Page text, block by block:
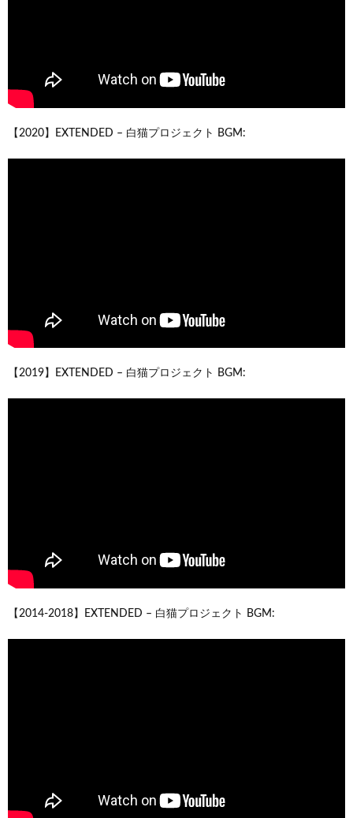
【2020】EXTENDED – 白猫プロジェクト BGM:
【2019】EXTENDED – 白猫プロジェクト BGM:
【2014-2018】EXTENDED – 白猫プロジェクト BGM: